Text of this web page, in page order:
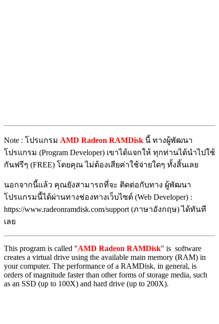
Note : โปรแกรม AMD Radeon RAMDisk นี้ ทางผู้พัฒนา
โปรแกรม (Program Developer) เขาได้แจกให้ ทุกท่านได้นำไปใช้
กันฟรีๆ (FREE) โดยคุณ ไม่ต้องเสียค่าใช้จ่ายใดๆ ทั้งสิ้นเลย
นอกจากนี้แล้ว คุณยังสามารถที่จะ ติดต่อกับทาง ผู้พัฒนา
โปรแกรมนี้ได้ผ่านทางช่องทางเว็บไซต์ (Web Developer) :
https://www.radeonramdisk.com/support (ภาษาอังกฤษ) ได้ทันที
เลย
This program is called "AMD Radeon RAMDisk" is software
creates a virtual drive using the available main memory (RAM) in
your computer. The performance of a RAMDisk, in general, is
orders of magnitude faster than other forms of storage media, such
as an SSD (up to 100X) and hard drive (up to 200X).